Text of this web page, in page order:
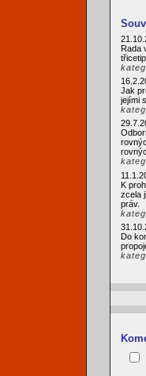
Rada
Jak
jejími
K
zcela
práv.
Do